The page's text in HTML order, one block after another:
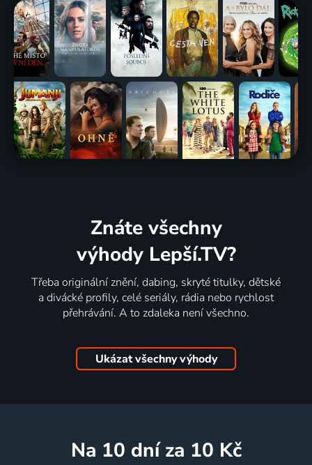
Znáte všechny
výhody Lepší.TV?
Třeba originální znění, dabing, skryté titulky, dětské
a divácké profily, celé seriály, rádia nebo rychlost
přehrávání. A to zdaleka není všechno.
Ukázat všechny výhody
na 10 dní za 10 Kč